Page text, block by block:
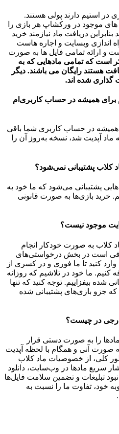
در استیم دارند پولی هستند.
های موجود در ورکشاپ هر بازی را
دریافت ماد نیازمند خرید
اندازی وبسایت و اجاره هاست
است و ارائه تمامی فایل ها به صورت
است که تمامی مادهایی که به
هستند رایگان می باشند. دیگر
گذاری شده اند.
برای همیشه در حساب‌ کاربری‌ام
همیشه در حساب کاربری شما باقی
ماد آپدیت شد، نسخه به‌روز آن را
کلاب پشتیبانی نمی‌شود؟
پشتیبانی می‌شود که ما خود به
خرید بازی‌ها به صورت قانونی
موجود نیست؟
کلاب به صورت خودکار انجام
است در بخش درخواستی‌های
کنید تا ما فوری و در کسری از
کنیم. ما خود در تلاشیم که روزانه
شده بیفزاییم. توجه کنید که تنها
که جزو بازی‌های پشتیبانی شده
در چیست؟
را به صورت دستی قرار
صورت آنی و همگام با لحظه آپدیت
کلی، از خصوصیات ماد کلاب
سریع مادها در وب‌سایت، دانلود
تبلیغات و تضمین سلامت فایل‌ها
خود، تفاوت ما را نسبت به